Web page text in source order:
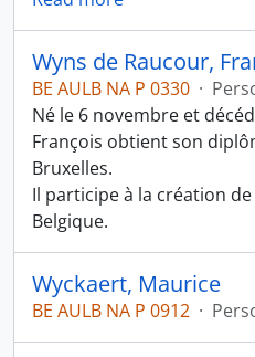
Wyns de Raucour,
BE AULB NA P 0330 ·
Né le 6 novembre et
François obtient son
Bruxelles.
Il participe à la création
Belgique.
Wyckaert, Maurice
BE AULB NA P 0912 ·